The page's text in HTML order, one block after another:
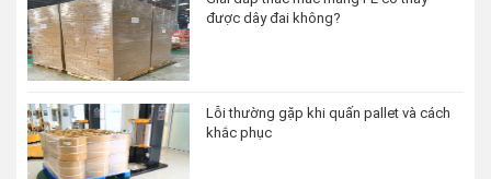
được dây đai không?
Lỗi thường gặp khi quấn pallet và cách
khắc phục